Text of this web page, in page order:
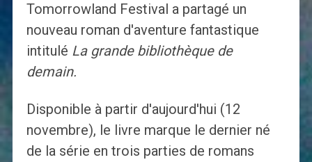
Tomorrowland Festival a partagé un
nouveau roman d'aventure fantastique
intitulé La grande bibliothèque de
demain.
Disponible à partir d'aujourd'hui (12
novembre), le livre marque le dernier né
de la série en trois parties de romans